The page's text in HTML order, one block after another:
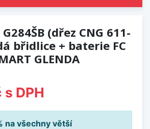
(dřez CNG 611-
břidlice + baterie FC
GLENDA
s DPH
na všechny větší